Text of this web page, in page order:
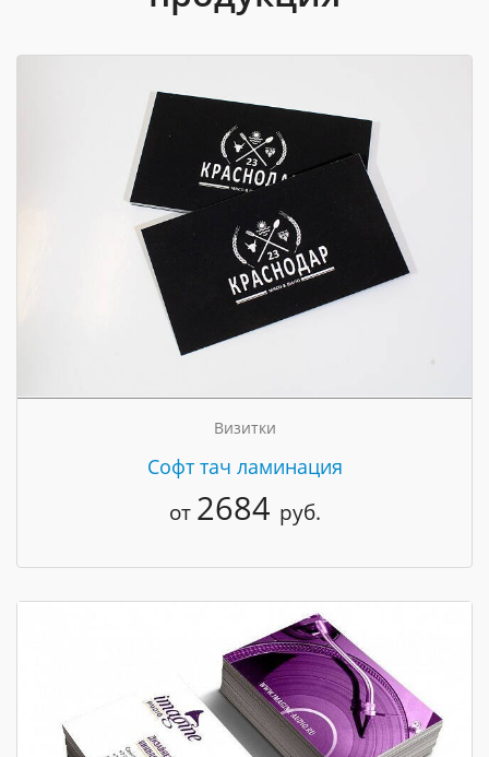
Визитки
Cофт тач ламинация
от 2684 руб.